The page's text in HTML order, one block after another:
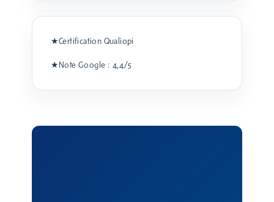
★Certification Qualiopi
★ Note Google : 4,4/5